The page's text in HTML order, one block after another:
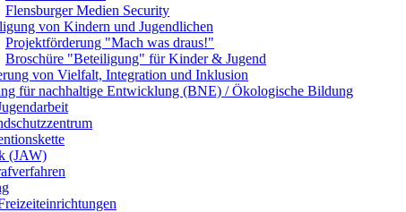
Flensburger Medien Security
von Kindern und Jugendlichen
Projektförderung "Mach was draus!"
Broschüre "Beteiligung" für Kinder & Jugend
von Vielfalt, Integration und Inklusion
für nachhaltige Entwicklung (BNE) / Ökologische Bildung
(JAW)